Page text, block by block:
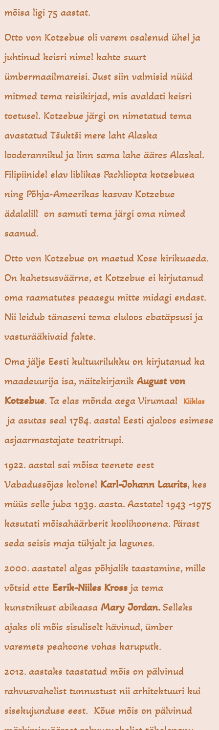
mõisa ligi 75 aastat.
Otto von Kotzebue oli varem osalenud ühel ja
juhtinud keisri nimel kahte suurt
ümbermaailmareisi. Just siin valmisid nüüd
mitmed tema reisikirjad, mis avaldati keisri
toetusel. Kotzebue järgi on nimetatud tema
avastatud Tšuktši mere laht Alaska
looderannikul ja linn sama lahe ääres Alaskal.
Filipiinidel elav liblikas Pachliopta kotzebuea
ning Põhja-Ameerikas kasvav Kotzebue
ädalalill on samuti tema järgi oma nimed
saanud.
Otto von Kotzebue on maetud Kose kirikuaeda.
On kahetsusväärne, et Kotzebue ei kirjutanud
oma raamatutes peaaegu mitte midagi endast.
Nii leidub tänaseni tema eluloos ebatäpsusi ja
vasturääkivaid fakte.
Oma jälje Eesti kultuurilukku on kirjutanud ka
maadeuurija isa, näitekirjanikAugust von
Kotzebue. Ta elas mõnda aega VirumaalKiiklas
ja asutas seal 1784. aastal Eesti ajaloos esimese
asjaarmastajate teatritrupi.
1922. aastal sai mõisa teenete eest
Vabadussõjas kolonel Karl-Johann Laurits, kes
müüs selle juba 1939. aasta. Aastatel 1943 -1975
kasutati mõisahäärberit koolihoonena. Pärast
seda seisis maja tühjalt ja lagunes.
2000. aastatel algas põhjalik taastamine, mille
võtsid ette Eerik-Niiles Krossja tema
kunstnikust abikaasa Mary Jordan.Selleks
ajaks oli mõis sisuliselt hävinud, ümber
varemets peahoone vohas karuputk.
2012. aastaks taastatud mõis on pälvinud
rahvusvahelist tunnustust nii arhitektuuri kui
sisekujunduse eest. Kõue mõis on pälvinud